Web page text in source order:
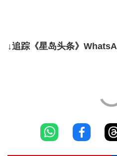
↓追踪《星岛头条》